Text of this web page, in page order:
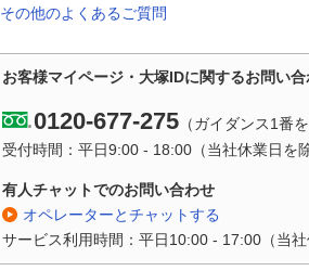
その他のよくあるご質問
お客様マイページ・大塚IDに関するお問い合
0120-677-275 （ガイダンス1番
受付時間：平日9:00 - 18:00（当社休業日を除
有人チャットでのお問い合わせ
オペレーターとチャットする
サービス利用時間：平日10:00 - 17:00（当社